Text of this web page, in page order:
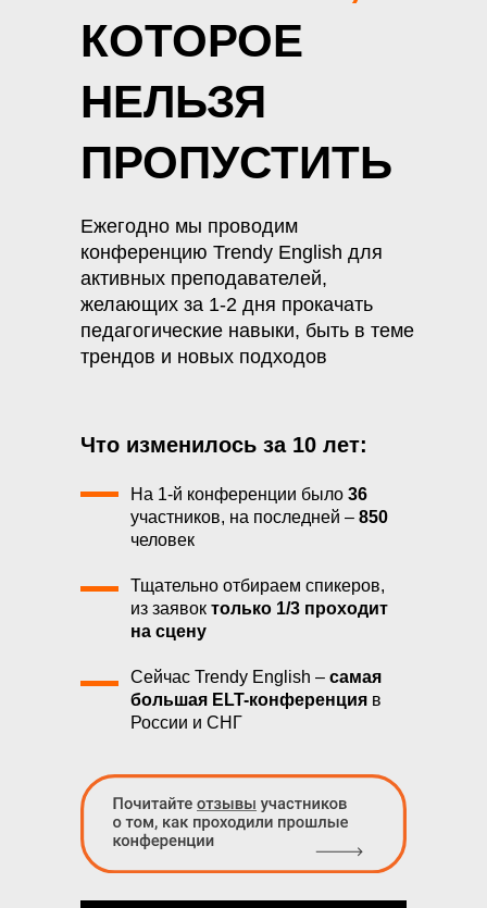
Ежегодно мы проводим
конференцию Trendy English для
активных преподавателей,
желающих за 1-2 дня прокачать
педагогические навыки, быть в теме
трендов и новых подходов
Что изменилось за 10 лет:
На 1-й конференции было 36
участников, на последней – 850
человек
Тщательно отбираем спикеров,
из заявок только 1/3 проходит
на сцену
Сейчас Trendy English – cамая
большая ELT-конференция в
России и СНГ
КОТОРОЕ
НЕЛЬЗЯ
ПРОПУСТИТЬ